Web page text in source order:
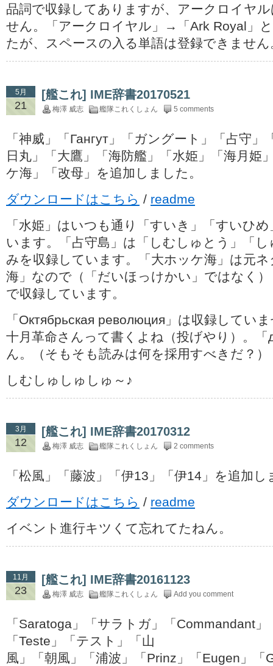
品詞で収録してありますが、アークロイヤ
せん。「アークロイヤル」→「Ark Royal」
たが、スペースの入る単語は登録できませ
5月
21
[艦これ] IME辞書20170521
梅澤 威志 艦隊これくしょん 5 comments
「神威」「Гангут」「ガングート」「占守」
日丸」「大鷹」「海防艦」「水姫」「海月姫
ケ海」「改母」を追加しました。
ダウンロードはこちら / readme
「水姫」はいつも通り「すいき」「すいひ
います。「占守島」は「しむしゅとう」「
みを収録しています。「大ホッケ海」は元
海」なので（「だいほっけかい」ではなく
で収録しています。
「Октябрьская революция」は収録してい
十月革命さんって書くよね（投げやり）。
ん。（そもそも読みは何を採用すべきだ？）
しむしゅしゅしゅ～♪
3月
12
[艦これ] IME辞書20170312
梅澤 威志 艦隊これくしょん 2 comments
「松風」「藤波」「伊13」「伊14」を追加し
ダウンロードはこちら / readme
イベント進行キツくて忘れてたねん。
11月
23
[艦これ] IME辞書20161123
梅澤 威志 艦隊これくしょん Add you comment
「Saratoga」「サラトガ」「Commandant
「Teste」「テスト」「山
風」「朝風」「浦波」「Prinz」「Eugen」「